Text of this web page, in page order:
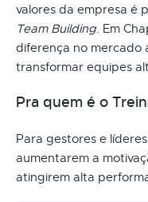
valores da empresa é
Team Building. Em
diferença no mercado
transformar equipes
Pra quem é o
Para gestores e
aumentarem a
atingirem alta